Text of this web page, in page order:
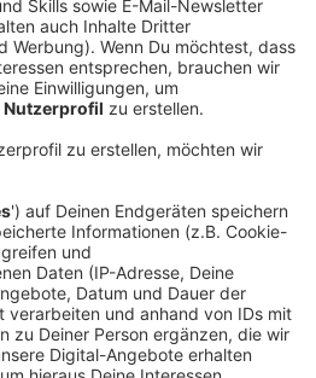
06:18
der Hausspatz am häufigsten
es in Leverkusen diesmal